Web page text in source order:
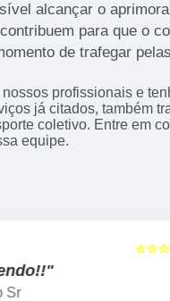
alcançar o
para que o
de trafegar
profissionais e
já citados, também
coletivo. Entre em
equipe.
5
☆☆☆☆☆